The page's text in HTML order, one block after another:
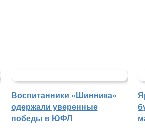
Воспитанники «Шинника»
одержали уверенные
победы в ЮФЛ